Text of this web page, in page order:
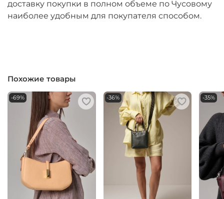
доставку покупки в полном объеме по Чусовому
наиболее удобным для покупателя способом.
Похожие товары
-69% -36% -35%